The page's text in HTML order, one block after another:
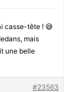
casse-tête ! 😅
mais
une belle
#23563